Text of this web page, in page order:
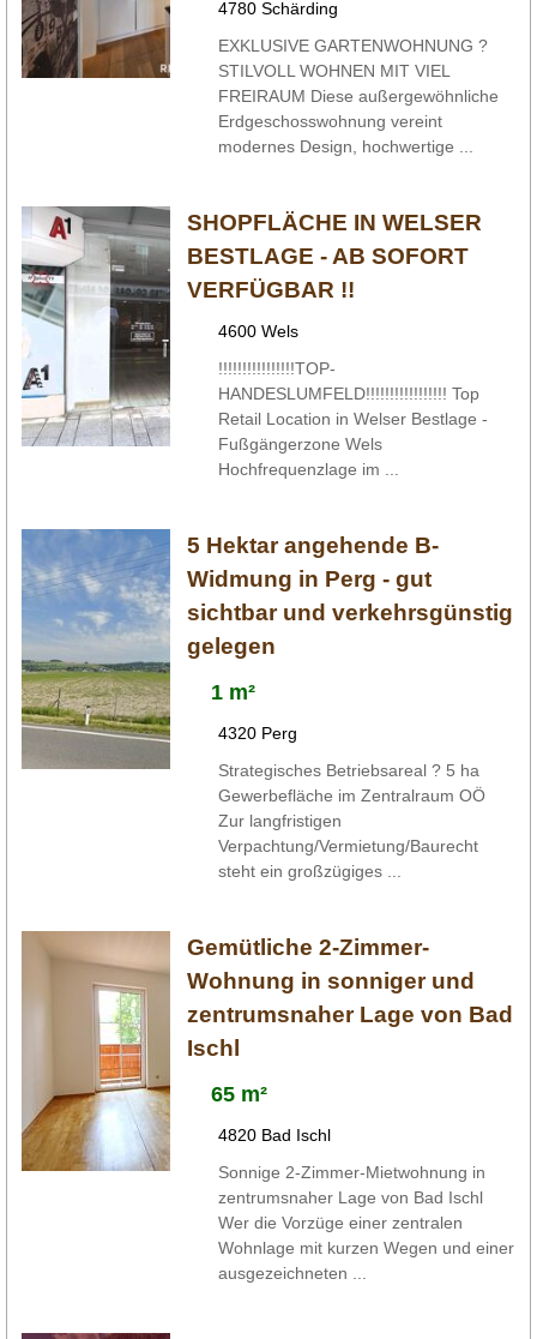
4780 Schärding
EXKLUSIVE GARTENWOHNUNG ?
STILVOLL WOHNEN MIT VIEL
FREIRAUM Diese außergewöhnliche
Erdgeschosswohnung vereint
modernes Design, hochwertige ...
SHOPFLÄCHE IN WELSER
BESTLAGE - AB SOFORT
VERFÜGBAR !!
4600 Wels
!!!!!!!!!!!!!!!!TOP-
HANDESLUMFELD!!!!!!!!!!!!!!!!! Top
Retail Location in Welser Bestlage -
Fußgängerzone Wels
Hochfrequenzlage im ...
5 Hektar angehende B-
Widmung in Perg - gut
sichtbar und verkehrsgünstig
gelegen
1 m²
4320 Perg
Strategisches Betriebsareal ? 5 ha
Gewerbefläche im Zentralraum OÖ
Zur langfristigen
Verpachtung/Vermietung/Baurecht
steht ein großzügiges ...
Gemütliche 2-Zimmer-
Wohnung in sonniger und
zentrumsnaher Lage von Bad
Ischl
65 m²
4820 Bad Ischl
Sonnige 2-Zimmer-Mietwohnung in
zentrumsnaher Lage von Bad Ischl
Wer die Vorzüge einer zentralen
Wohnlage mit kurzen Wegen und einer
ausgezeichneten ...